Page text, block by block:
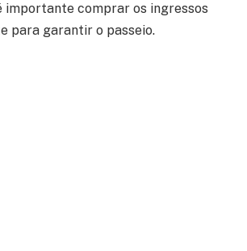
importante comprar os ingressos
para garantir o passeio.